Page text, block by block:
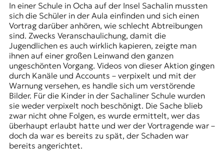
In einer Schule in Ocha auf der Insel Sachalin mussten
sich die Schüler in der Aula einfinden und sich einen
Vortrag darüber anhören, wie schlecht Abtreibungen
sind. Zwecks Veranschaulichung, damit die
Jugendlichen es auch wirklich kapieren, zeigte man
ihnen auf einer großen Leinwand den ganzen
ungeschönten Vorgang. Videos von dieser Aktion gingen
durch Kanäle und Accounts – verpixelt und mit der
Warnung versehen, es handle sich um verstörende
Bilder. Für die Kinder in der Sachaliner Schule wurden
sie weder verpixelt noch beschönigt. Die Sache blieb
zwar nicht ohne Folgen, es wurde ermittelt, wer das
überhaupt erlaubt hatte und wer der Vortragende war –
doch da war es bereits zu spät, der Schaden war
bereits angerichtet.